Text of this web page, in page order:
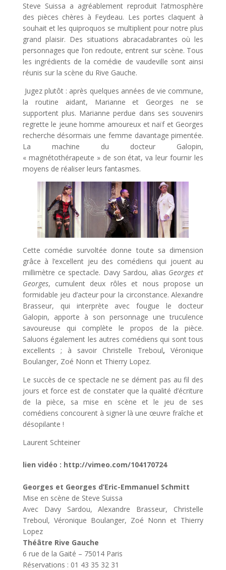
Steve Suissa a agréablement reproduit l’atmosphère
des pièces chères à Feydeau. Les portes claquent à
souhait et les quiproquos se multiplient pour notre plus
grand plaisir. Des situations abracadabrantes où les
personnages que l’on redoute, entrent sur scène. Tous
les ingrédients de la comédie de vaudeville sont ainsi
réunis sur la scène du Rive Gauche.
Jugez plutôt : après quelques années de vie commune,
la routine aidant, Marianne et Georges ne se
supportent plus. Marianne perdue dans ses souvenirs
regrette le jeune homme amoureux et naïf et Georges
recherche désormais une femme davantage pimentée.
La machine du docteur Galopin,
« magnétothérapeute » de son état, va leur fournir les
moyens de réaliser leurs fantasmes.
Cette comédie survoltée donne toute sa dimension
grâce à l’excellent jeu des comédiens qui jouent au
millimètre ce spectacle. Davy Sardou, alias Georges et
Georges, cumulent deux rôles et nous propose un
formidable jeu d’acteur pour la circonstance. Alexandre
Brasseur, qui interprète avec fougue le docteur
Galopin, apporte à son personnage une truculence
savoureuse qui complète le propos de la pièce.
Saluons également les autres comédiens qui sont tous
excellents ; à savoir Christelle Treboul,Véronique
Boulanger, Zoé Nonn et Thierry Lopez.
Le succès de ce spectacle ne se dément pas au fil des
jours et force est de constater que la qualité d’écriture
de la pièce, sa mise en scène et le jeu de ses
comédiens concourent à signer là une œuvre fraîche et
désopilante !
Laurent Schteiner
lien vidéo : http://vimeo.com/104170724
Georges et Georges d’Eric-Emmanuel Schmitt
Mise en scène de Steve Suissa
Avec Davy Sardou, Alexandre Brasseur, Christelle
Treboul, Véronique Boulanger, Zoé Nonn et Thierry
Lopez
Théâtre Rive Gauche
6 rue de la Gaité – 75014 Paris
Réservations : 01 43 35 32 31